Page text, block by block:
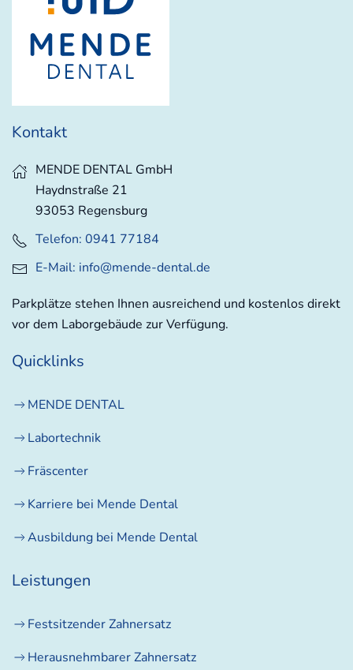
Kontakt
MENDE DENTAL GmbH
Haydnstraße 21
93053 Regensburg
Telefon: 0941 77184
E-Mail: info@mende-dental.de
Parkplätze stehen Ihnen ausreichend und kostenlos direkt
vor dem Laborgebäude zur Verfügung.
Quicklinks
MENDE DENTAL
Labortechnik
Fräscenter
Karriere bei Mende Dental
Ausbildung bei Mende Dental
Leistungen
Festsitzender Zahnersatz
Herausnehmbarer Zahnersatz